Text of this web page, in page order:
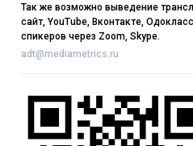
Так же возможно выведение
сайт, YouTube, Вконтакте,
спикеров через Zoom, Skype.
adt@mediametrics.ru